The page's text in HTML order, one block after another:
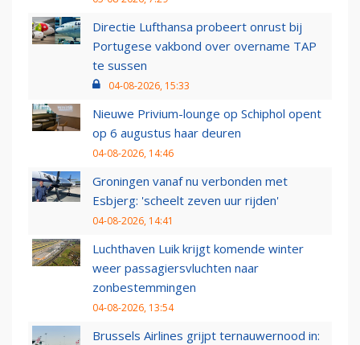
Directie Lufthansa probeert onrust bij
Portugese vakbond over overname TAP
te sussen
04-08-2026, 15:33
Nieuwe Privium-lounge op Schiphol opent
op 6 augustus haar deuren
04-08-2026, 14:46
Groningen vanaf nu verbonden met
Esbjerg: 'scheelt zeven uur rijden'
04-08-2026, 14:41
Luchthaven Luik krijgt komende winter
weer passagiersvluchten naar
zonbestemmingen
04-08-2026, 13:54
Brussels Airlines grijpt ternauwernood in: